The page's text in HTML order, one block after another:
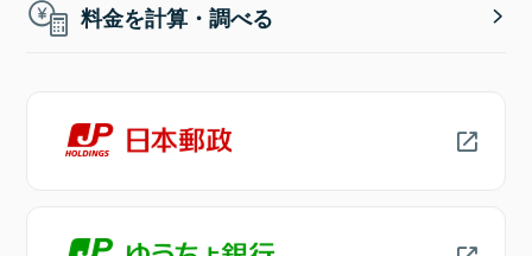
料金を計算・調べる